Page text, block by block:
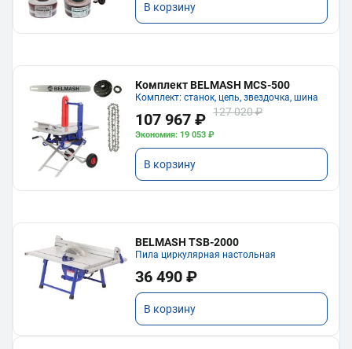
В корзину
Комплект BELMASH MCS-500
Комплект: станок, цепь, звездочка, шина
107 967 ₽ 127 020 ₽
Экономия: 19 053 ₽
В корзину
BELMASH TSB-2000
Пила циркулярная настольная
36 490 ₽
В корзину